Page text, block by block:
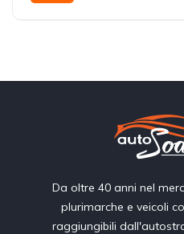
Da oltre 40 anni nel
plurimarche e veicoli
raggiungibili